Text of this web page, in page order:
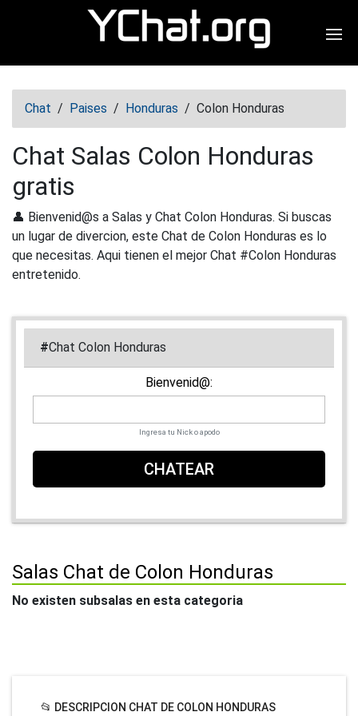
Chat / Paises / Honduras / Colon Honduras
Chat Salas Colon Honduras
gratis
👤 Bienvenid@s a Salas y Chat Colon Honduras. Si buscas
un lugar de divercion, este Chat de Colon Honduras es lo
que necesitas. Aqui tienen el mejor Chat #Colon Honduras
entretenido.
#Chat Colon Honduras
Bienvenid@:
Ingresa tu Nick o apodo
CHATEAR
Salas Chat de Colon Honduras
No existen subsalas en esta categoria
📂 DESCRIPCION CHAT DE COLON HONDURAS